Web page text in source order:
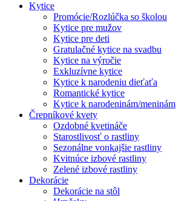
Kytice
Promócie/Rozlúčka so školou
Kytice pre mužov
Kytice pre deti
Gratulačné kytice na svadbu
Kytice na výročie
Exkluzívne kytice
Kytice k narodeniu dieťaťa
Romantické kytice
Kytice k narodeninám/meninám
Črepníkové kvety
Ozdobné kvetináče
Starostlivosť o rastliny
Sezonálne vonkajšie rastliny
Kvitnúce izbové rastliny
Zelené izbové rastliny
Dekorácie
Dekorácie na stôl